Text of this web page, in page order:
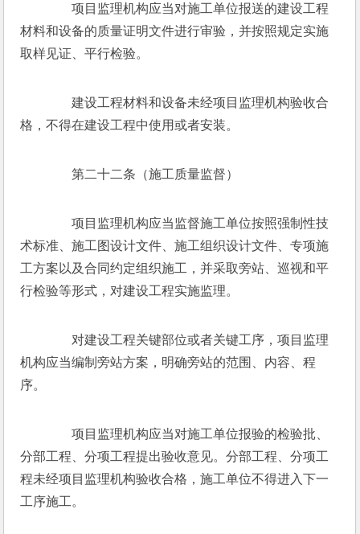
项目监理机构应当对施工单位报送的建设工程
材料和设备的质量证明文件进行审验，并按照规定实施
取样见证、平行检验。
建设工程材料和设备未经项目监理机构验收合
格，不得在建设工程中使用或者安装。
第二十二条（施工质量监督）
项目监理机构应当监督施工单位按照强制性技
术标准、施工图设计文件、施工组织设计文件、专项施
工方案以及合同约定组织施工，并采取旁站、巡视和平
行检验等形式，对建设工程实施监理。
对建设工程关键部位或者关键工序，项目监理
机构应当编制旁站方案，明确旁站的范围、内容、程
序。
项目监理机构应当对施工单位报验的检验批、
分部工程、分项工程提出验收意见。分部工程、分项工
程未经项目监理机构验收合格，施工单位不得进入下一
工序施工。